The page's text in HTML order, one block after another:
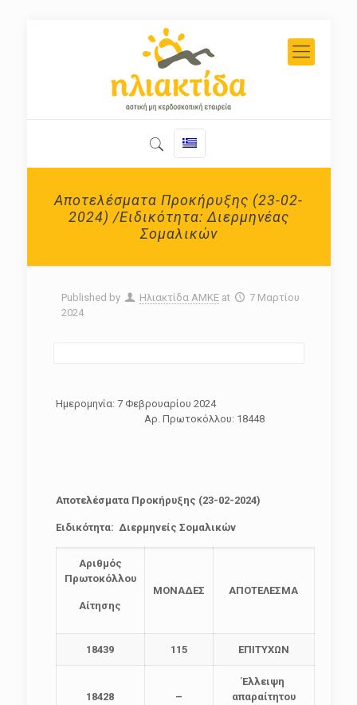
Αποτελέσματα Προκήρυξης (23-02-
2024) /Ειδικότητα: Διερμηνέας
Σομαλικών
Published by Ηλιακτίδα ΑΜΚΕ at
7 Μαρτίου
2024
Ημερομηνία: 7 Φεβρουαρίου 2024
Αρ. Πρωτοκόλλου: 18448
Αποτελέσματα Προκήρυξης (23-02-2024)
Ειδικότητα: Διερμηνείς Σομαλικών
Αριθμός
Πρωτοκόλλου
Αίτησης
ΜΟΝΑΔΕΣ ΑΠΟΤΕΛΕΣΜΑ
18439 115 ΕΠΙΤΥΧΩΝ
18428 –
Έλλειψη
απαραίτητου